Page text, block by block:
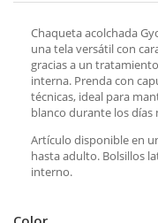
Chaqueta acolchada
una tela versátil con
gracias a un
interna. Prenda con
técnicas, ideal para
blanco durante los días
Artículo disponible en
hasta adulto. Bolsillos
interno.